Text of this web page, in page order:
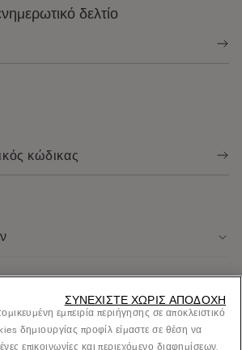
δελτίο
εμπειρία περιήγησης σε αποκλειστικό
δημιουργίας προφίλ είμαστε σε θέση να
επικοινωνίες και περιεχόμενο διαφημίσεων.
ΣΥΝΕΧΊΣΤΕ ΧΩΡΊΣ ΑΠΟΔΟΧΉ